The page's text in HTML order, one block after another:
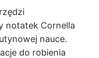
notatek Cornella
nauce.
do robienia